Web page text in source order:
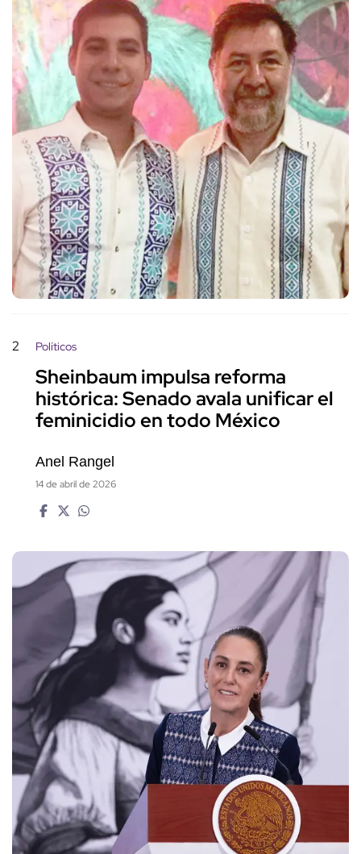
2 Políticos
Sheinbaum impulsa reforma
histórica: Senado avala unificar el
feminicidio en todo México
Anel Rangel
14 de abril de 2026